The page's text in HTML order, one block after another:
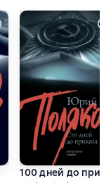
100 дней до